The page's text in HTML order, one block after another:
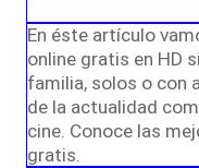
En éste artículo
online gratis en HD
familia, solos o con
de la actualidad
cine. Conoce las
gratis.